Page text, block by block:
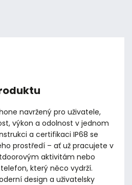
navržený pro uživatele,
výkon a odolnost v jednom
a certifikaci IP68 se
prostředí – ať už pracujete v
aktivitám nebo
který něco vydrží.
design a uživatelsky